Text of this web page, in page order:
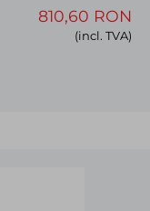
810,60 RON
(incl. TVA)